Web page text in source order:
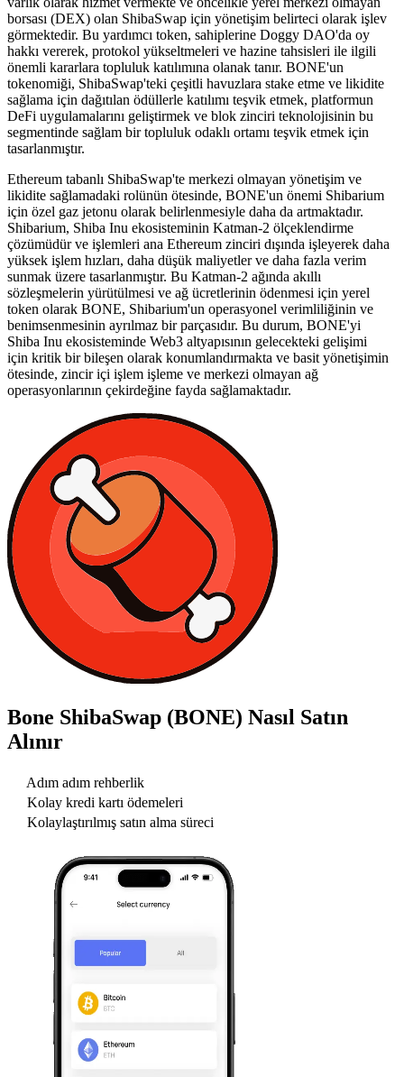
borsası (DEX) olan ShibaSwap için yönetişim belirteci olarak işlev
görmektedir. Bu yardımcı token, sahiplerine Doggy DAO'da oy
hakkı vererek, protokol yükseltmeleri ve hazine tahsisleri ile ilgili
önemli kararlara topluluk katılımına olanak tanır. BONE'un
tokenomiği, ShibaSwap'teki çeşitli havuzlara stake etme ve likidite
sağlama için dağıtılan ödüllerle katılımı teşvik etmek, platformun
DeFi uygulamalarını geliştirmek ve blok zinciri teknolojisinin bu
segmentinde sağlam bir topluluk odaklı ortamı teşvik etmek için
tasarlanmıştır.
Ethereum tabanlı ShibaSwap'te merkezi olmayan yönetişim ve
likidite sağlamadaki rolünün ötesinde, BONE'un önemi Shibarium
için özel gaz jetonu olarak belirlenmesiyle daha da artmaktadır.
Shibarium, Shiba Inu ekosisteminin Katman-2 ölçeklendirme
çözümüdür ve işlemleri ana Ethereum zinciri dışında işleyerek daha
yüksek işlem hızları, daha düşük maliyetler ve daha fazla verim
sunmak üzere tasarlanmıştır. Bu Katman-2 ağında akıllı
sözleşmelerin yürütülmesi ve ağ ücretlerinin ödenmesi için yerel
token olarak BONE, Shibarium'un operasyonel verimliliğinin ve
benimsenmesinin ayrılmaz bir parçasıdır. Bu durum, BONE'yi
Shiba Inu ekosisteminde Web3 altyapısının gelecekteki gelişimi
için kritik bir bileşen olarak konumlandırmakta ve basit yönetişimin
ötesinde, zincir içi işlem işleme ve merkezi olmayan ağ
operasyonlarının çekirdeğine fayda sağlamaktadır.
Bone ShibaSwap (BONE) Nasıl Satın
Alınır
Adım adım rehberlik
Kolay kredi kartı ödemeleri
Kolaylaştırılmış satın alma süreci